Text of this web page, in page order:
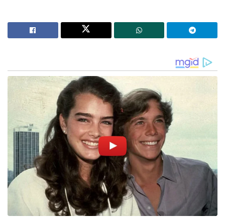
ഗ്ലാസ്‌ഗോയിൽ ഇന്ത്യൻ ബോക്സിങ് കരുത്ത്:
പ്രിയക്കും സാക്ഷിക്കും അരുന്ധതിക്കും സ്വർണം;
രാവിലെ 7.30-ന് ആരംഭിക്കുന്ന നെറ്റ് പ്രാക്ടീസ്
വൈകുന്നേരം 4 മണി വരെ നീളും. ദിവസേന എട്ട്
മണിക്കൂറിലധികം നീളുന്ന പരിശീലനത്തിൽ
കുറഞ്ഞത് 100 ഓവറുകൾ വൈഭവ്
നേരിടുമായിരുന്നു. ആദ്യം കോച്ച് മനീഷ് ഓജ നേരിട്ട്
200 മുതൽ 300 വരെ പന്തുകൾ ത്രോഡൗൺ ചെയ്യും.
കോച്ച് തളരുമ്പോൾ അക്കാദമിയിലെ സപ്പോർട്ട്
സ്റ്റാഫും, അവർ കഴിഞ്ഞാൽ നെറ്റ് ബൗളർമാരും
വൈഭവിന് പന്തെറിയും. എല്ലാവരും തളരുമ്പോൾ
ബൗളിങ് മെഷീനെ ആശ്രയിച്ചായിരുന്നു ബാറ്റിങ്
പരിശീലനം.